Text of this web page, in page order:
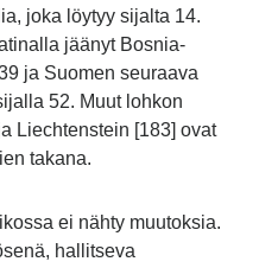
joka löytyy sijalta 14.
jäänyt Bosnia-
ja Suomen seuraava
52. Muut lohkon
Liechtenstein [183] ovat
takana.
ei nähty muutoksia.
hallitseva